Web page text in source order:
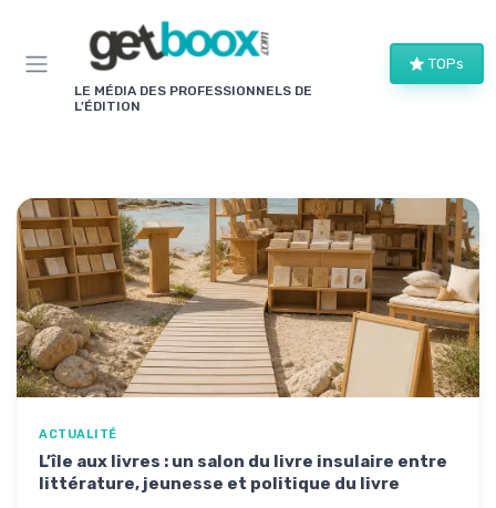
LE MÉDIA DES PROFESSIONNELS DE
L'ÉDITION
TOPs
ACTUALITÉ
L’île aux livres : un salon du livre insulaire entre
littérature, jeunesse et politique du livre